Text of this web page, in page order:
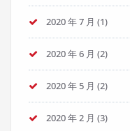
2020 年 7 月 (1)
2020 年 6 月 (2)
2020 年 5 月 (2)
2020 年 2 月 (3)